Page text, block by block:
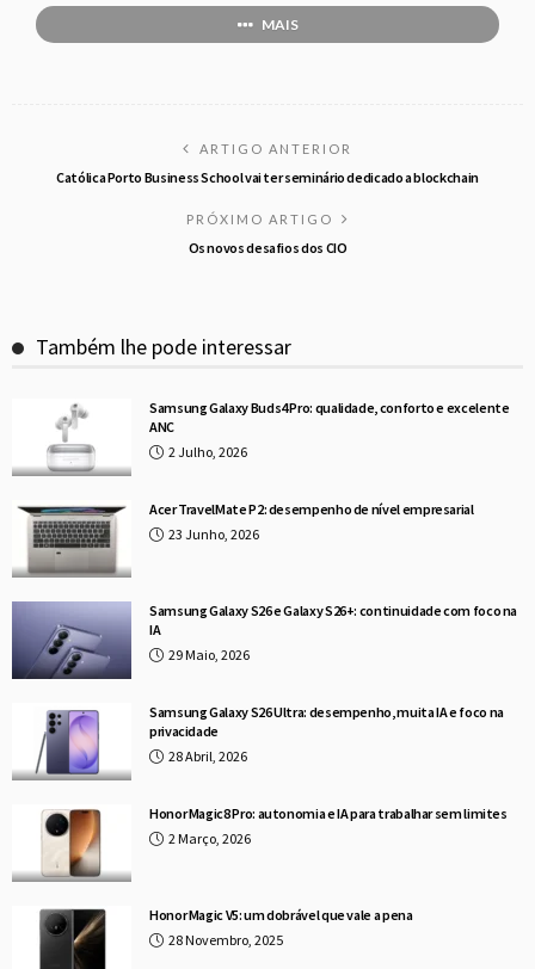
MAIS
ARTIGO ANTERIOR
Católica Porto Business School vai ter seminário dedicado a blockchain
PRÓXIMO ARTIGO
Os novos desafios dos CIO
Também lhe pode interessar
Samsung Galaxy Buds4 Pro: qualidade, conforto e excelente
ANC
2 Julho, 2026
Acer TravelMate P2: desempenho de nível empresarial
23 Junho, 2026
Samsung Galaxy S26 e Galaxy S26+: continuidade com foco na
IA
29 Maio, 2026
Samsung Galaxy S26 Ultra: desempenho, muita IA e foco na
privacidade
28 Abril, 2026
Honor Magic8 Pro: autonomia e IA para trabalhar sem limites
2 Março, 2026
Honor Magic V5: um dobrável que vale a pena
28 Novembro, 2025